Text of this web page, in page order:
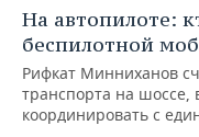
На автопилоте:
беспилотной
Рифкат Минниханов
транспорта на шоссе,
координировать с